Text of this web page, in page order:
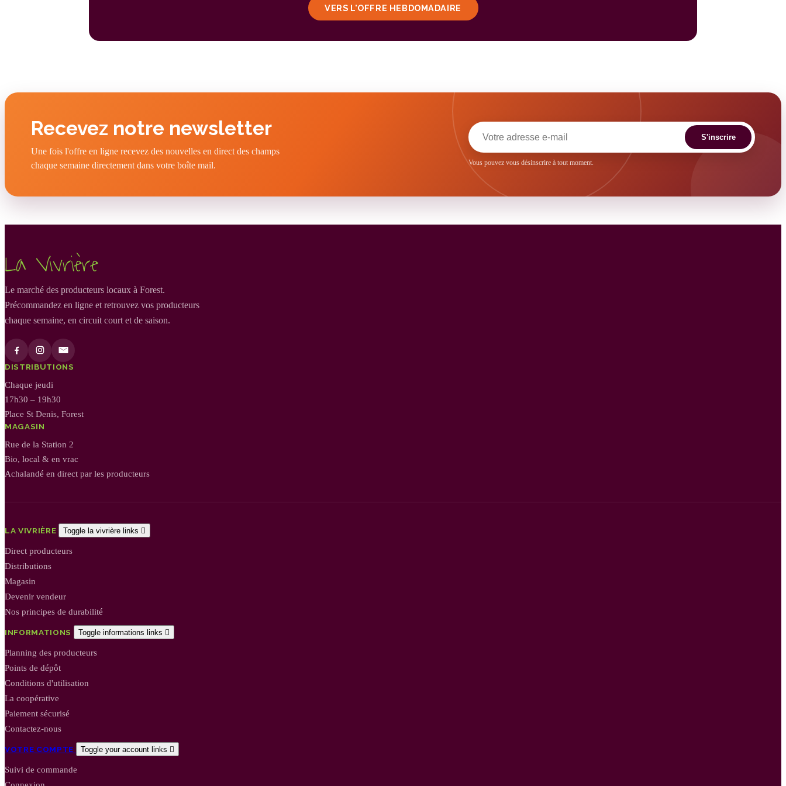
VERS L'OFFRE HEBDOMADAIRE
Recevez notre newsletter
Une fois l'offre en ligne recevez des nouvelles en direct des champs
chaque semaine directement dans votre boîte mail.
S'inscrire
Vous pouvez vous désinscrire à tout moment.
La Vivrière
Le marché des producteurs locaux à Forest.
Précommandez en ligne et retrouvez vos producteurs
chaque semaine, en circuit court et de saison.
DISTRIBUTIONS
Chaque jeudi
17h30 – 19h30
Place St Denis, Forest
MAGASIN
Rue de la Station 2
Bio, local & en vrac
Achalandé en direct par les producteurs
LA VIVRIÈRE Toggle la vivrière links 
Direct producteurs
Distributions
Magasin
Devenir vendeur
Nos principes de durabilité
INFORMATIONS Toggle informations links 
Planning des producteurs
Points de dépôt
Conditions d'utilisation
La coopérative
Paiement sécurisé
Contactez-nous
VOTRE COMPTE Toggle your account links 
Suivi de commande